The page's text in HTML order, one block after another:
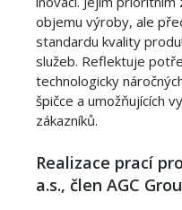
objemu výroby, ale
standardu kvality
služeb. Reflektuje
technologicky
špičce a umožňujících
zákazníků.
Realizace prací
a.s., člen AGC